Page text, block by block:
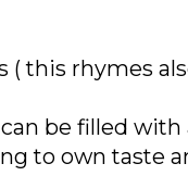
( this rhymes
be filled with
to own taste